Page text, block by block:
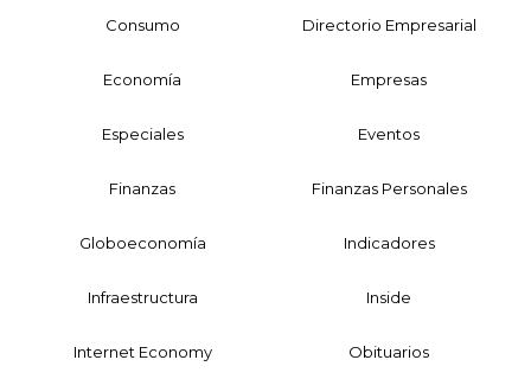
Consumo Directorio Empresarial
Economía Empresas
Especiales Eventos
Finanzas Finanzas Personales
Globoeconomía Indicadores
Infraestructura Inside
Internet Economy Obituarios